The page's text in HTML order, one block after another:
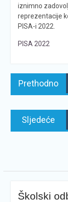
iznimno
reprezentacije
PISA-i 2022.
PISA 2022
Navigacija
objava
Prethodno
Sljedeće
Školski